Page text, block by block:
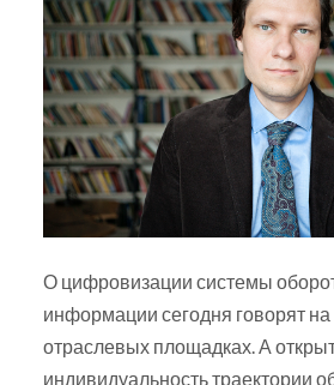
О цифровизации системы
информации сегодня говорят
отраслевых площадках. А
индивидуальность траектории